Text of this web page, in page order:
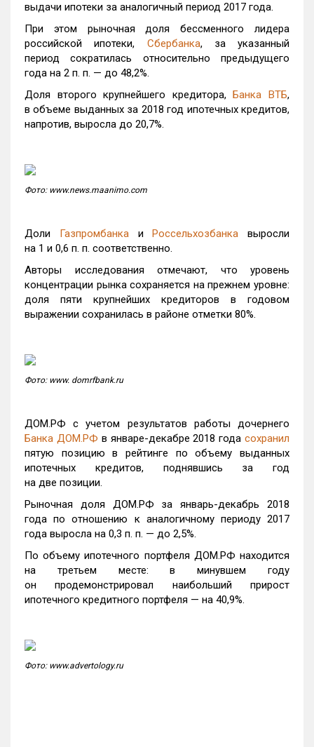
выдачи ипотеки за аналогичный период 2017 года.
При этом рыночная доля бессменного лидера
российской ипотеки, Сбербанка, за указанный
период сократилась относительно предыдущего
года на 2 п. п. — до 48,2%.
Доля второго крупнейшего кредитора,Банка ВТБ,
в объеме выданных за 2018 год ипотечных кредитов,
напротив, выросла до 20,7%.
Фото: www.news.maanimo.com
Доли ГазпромбанкаиРоссельхозбанка выросли
на 1 и 0,6 п. п. соответственно.
Авторы исследования отмечают, что уровень
концентрации рынка сохраняется на прежнем уровне:
доля пяти крупнейших кредиторов в годовом
выражении сохранилась в районе отметки 80%.
Фото: www. domrfbank.ru
ДОМ.РФ с учетом результатов работы дочернего
Банка ДОМ.РФ в январе-декабре 2018 годасохранил
пятую позицию в рейтинге по объему выданных
ипотечных кредитов, поднявшись за год
на две позиции.
Рыночная доля ДОМ.РФ за январь-декабрь 2018
года по отношению к аналогичному периоду 2017
года выросла на 0,3 п. п. — до 2,5%.
По объему ипотечного портфеля ДОМ.РФ находится
на третьем месте: в минувшем году
он продемонстрировал наибольший прирост
ипотечного кредитного портфеля — на 40,9%.
Фото: www.advertology.ru